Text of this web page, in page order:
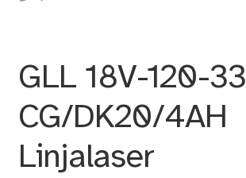
GLL 18V-120-33
CG/DK20/4AH
Linjalaser